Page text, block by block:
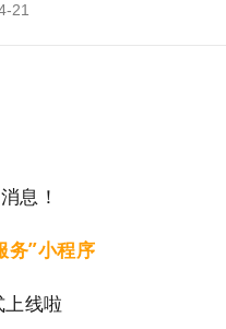
21
息！
务”小程序
线啦